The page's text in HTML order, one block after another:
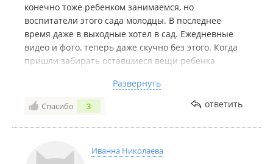
конечно тоже ребенком занимаемся, но
воспитатели этого сада молодцы. В последнее
время даже в выходные хотел в сад. Ежедневные
видео и фото, теперь даже скучно без этого. Когда
пришли забирать оставшиеся вещи ребенка
впечатление хорошее. Спасибо Ксении, Нине за
праздники для детей
впечаьление, это то, что ребенок чамто более, но я
Развернуть
Спасибо 3 ответить
Иванна Николаева